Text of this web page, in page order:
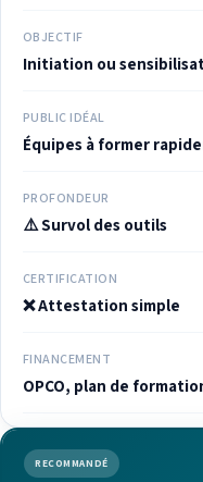
OBJECTIF
Initiation ou
PUBLIC IDÉAL
Équipes à former
PROFONDEUR
⚠️ Survol des outils
CERTIFICATION
❌ Attestation simple
FINANCEMENT
OPCO, plan de
RECOMMANDÉ